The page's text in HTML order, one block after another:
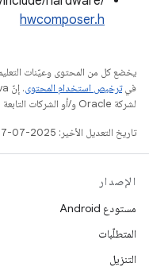
hwcomposer.h
يخضع كل من المحتوى وعيّنات
فيترخيص استخدام المحتوى
لشركة Oracle و/أو الشركات التابعة لها.
تاريخ التعديل الأخير: 2025-07-27 (حسب التوقيت العالمي المتفَّق عليه)
الإصدار
مستودع Android
المتطلّبات
التنزيل